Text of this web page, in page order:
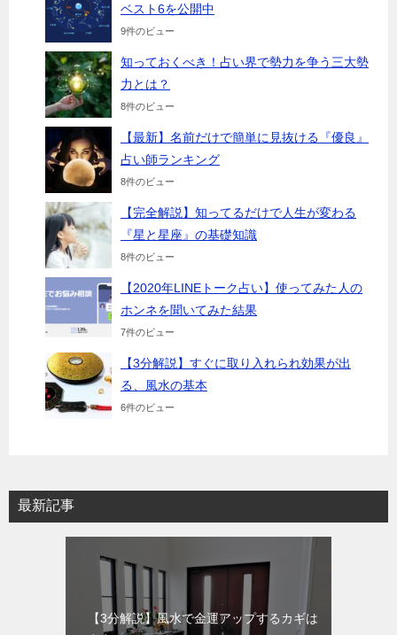
ベスト6を公開中
9件のビュー
知っておくべき！占い界で勢力を争う三大勢
力とは？
8件のビュー
【最新】名前だけで簡単に見抜ける『優良』
占い師ランキング
8件のビュー
【完全解説】知ってるだけで人生が変わる
『星と星座』の基礎知識
8件のビュー
【2020年LINEトーク占い】使ってみた人の
ホンネを聞いてみた結果
7件のビュー
【3分解説】すぐに取り入れられ効果が出
る、風水の基本
6件のビュー
最新記事
【3分解説】風水で金運アップするカギは